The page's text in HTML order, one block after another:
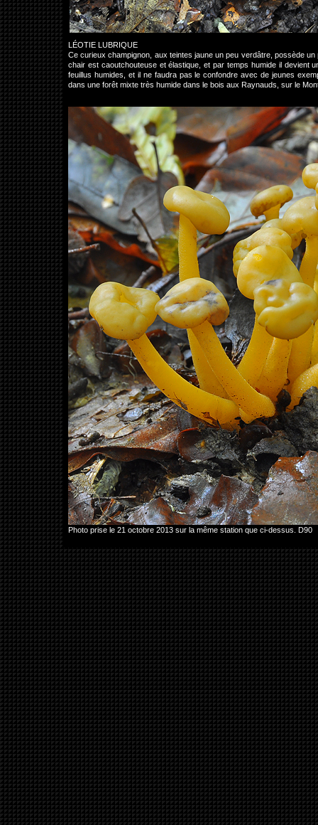
LÉOTIE LUBRIQUE
Ce curieux champignon, aux teintes jaune un peu verdâtre, possède
chair est caoutchouteuse et élastique, et par temps humide il devient
feuillus humides, et il ne faudra pas le confondre avec de jeunes
dans une forêt mixte très humide dans le bois aux Raynauds, sur le
Photo prise le 21 octobre 2013 sur la même station que ci-dessus. D90